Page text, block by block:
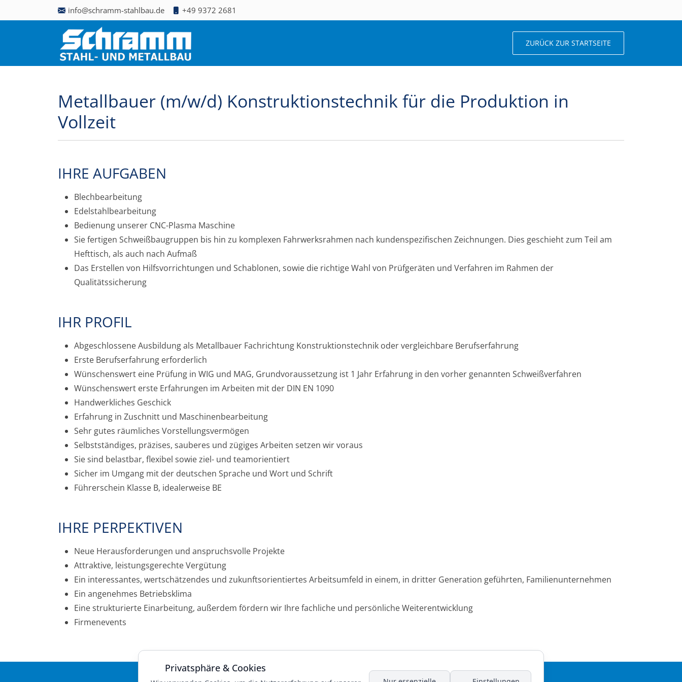
info@schramm-stahlbau.de +49 9372 2681
ZURÜCK ZUR STARTSEITE
Metallbauer (m/w/d) Konstruktionstechnik für die Produktion in
Vollzeit
IHRE AUFGABEN
Blechbearbeitung
Edelstahlbearbeitung
Bedienung unserer CNC-Plasma Maschine
Sie fertigen Schweißbaugruppen bis hin zu komplexen Fahrwerksrahmen nach kundenspezifischen Zeichnungen. Dies geschieht zum Teil am
Hefttisch, als auch nach Aufmaß
Das Erstellen von Hilfsvorrichtungen und Schablonen, sowie die richtige Wahl von Prüfgeräten und Verfahren im Rahmen der
Qualitätssicherung
IHR PROFIL
Abgeschlossene Ausbildung als Metallbauer Fachrichtung Konstruktionstechnik oder vergleichbare Berufserfahrung
Erste Berufserfahrung erforderlich
Wünschenswert eine Prüfung in WIG und MAG, Grundvoraussetzung ist 1 Jahr Erfahrung in den vorher genannten Schweißverfahren
Wünschenswert erste Erfahrungen im Arbeiten mit der DIN EN 1090
Handwerkliches Geschick
Erfahrung in Zuschnitt und Maschinenbearbeitung
Sehr gutes räumliches Vorstellungsvermögen
Selbstständiges, präzises, sauberes und zügiges Arbeiten setzen wir voraus
Sie sind belastbar, flexibel sowie ziel- und teamorientiert
Sicher im Umgang mit der deutschen Sprache und Wort und Schrift
Führerschein Klasse B, idealerweise BE
IHRE PERPEKTIVEN
Neue Herausforderungen und anspruchsvolle Projekte
Attraktive, leistungsgerechte Vergütung
Ein interessantes, wertschätzendes und zukunftsorientiertes Arbeitsumfeld in einem, in dritter Generation geführten, Familienunternehmen
Ein angenehmes Betriebsklima
Eine strukturierte Einarbeitung, außerdem fördern wir Ihre fachliche und persönliche Weiterentwicklung
Firmenevents
Privatsphäre & Cookies